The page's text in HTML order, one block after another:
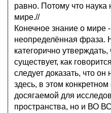
равно. Потому что наука
мире.//
Конечное знание о мире
неопределённая фраза.
категорично утверждать,
существует, как
следует доказать, что он
здесь, в этом
досягаемой для
пространства, но и